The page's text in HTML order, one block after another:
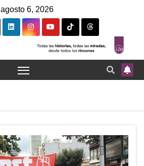
agosto 6, 2026